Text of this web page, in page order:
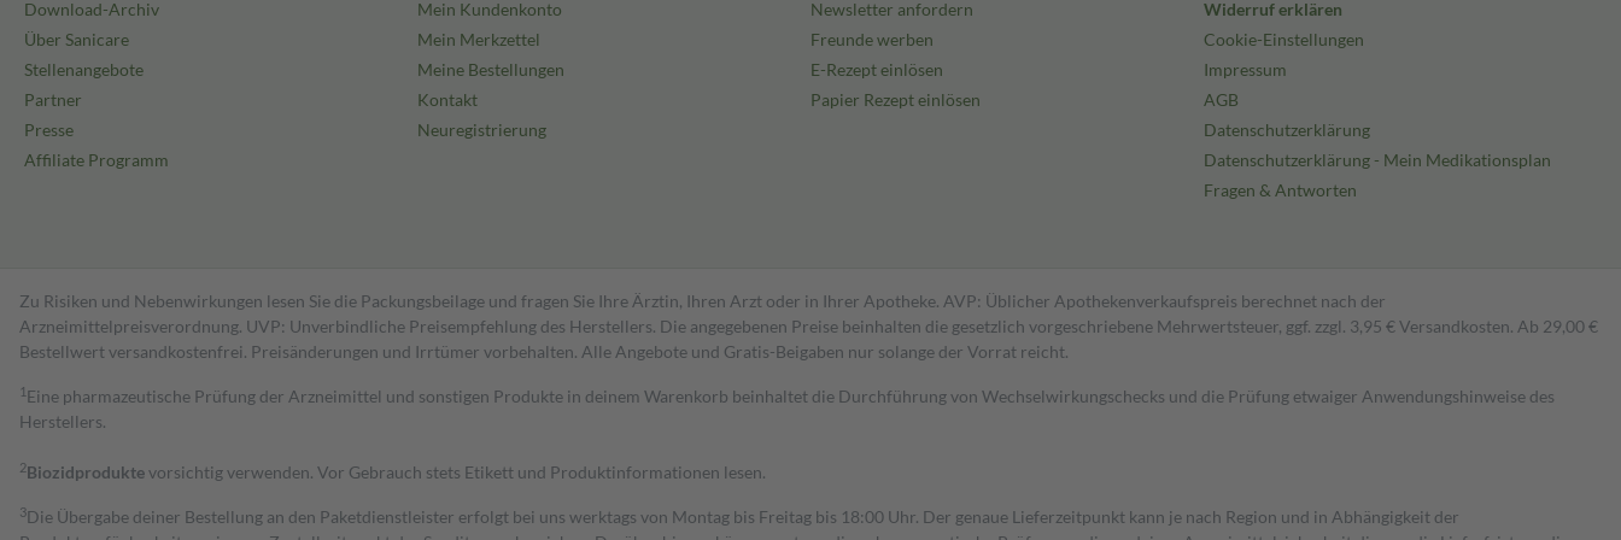
Download-Archiv
Über Sanicare
Stellenangebote
Partner
Presse
Affiliate Programm
Mein Kundenkonto
Mein Merkzettel
Meine Bestellungen
Kontakt
Neuregistrierung
Newsletter anfordern
Freunde werben
E-Rezept einlösen
Papier Rezept einlösen
Widerruf erklären
Cookie-Einstellungen
Impressum
AGB
Datenschutzerklärung
Datenschutzerklärung - Mein Medikationsplan
Fragen & Antworten
Zu Risiken und Nebenwirkungen lesen Sie die Packungsbeilage und fragen Sie Ihre Ärztin, Ihren Arzt oder in Ihrer Apotheke. AVP: Üblicher Apothekenverkaufspreis berechnet nach der
Arzneimittelpreisverordnung. UVP: Unverbindliche Preisempfehlung des Herstellers. Die angegebenen Preise beinhalten die gesetzlich vorgeschriebene Mehrwertsteuer, ggf. zzgl. 3,95 € Versandkosten. Ab 29,00 €
Bestell­wert versand­kosten­frei. Preisänderungen und Irrtümer vorbehalten. Alle Angebote und Gratis-Beigaben nur solange der Vorrat reicht.
1 Eine pharmazeutische Prüfung der Arzneimittel und sonstigen Produkte in deinem Warenkorb beinhaltet die Durchführung von Wechselwirkungschecks und die Prüfung etwaiger Anwendungshinweise des
Herstellers.
2Biozidproduktevorsichtig verwenden. Vor Gebrauch stets Etikett und Produktinformationen lesen.
3Die Übergabe deiner Bestellung an den Paketdienstleister erfolgt bei uns werktags von Montag bis Freitag bis 18:00 Uhr. Der genaue Lieferzeitpunkt kann je nach Region und in Abhängigkeit der